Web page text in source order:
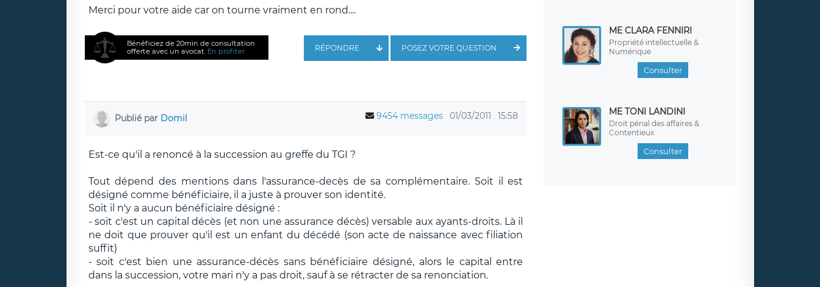
Merci pour votre aide car on tourne vraiment en rond....
Bénéficiez de 20min de consultation
offerte avec un avocat. En profiter POSEZ VOTRE QUESTION
RÉPONDRE
Publié par Domil 9454 messages 01/03/2011 15:58
Est-ce qu'il a renoncé à la succession au greffe du TGI ?
Tout dépend des mentions dans l'assurance-decès de sa complémentaire. Soit il est
désigné comme bénéficiaire, il a juste à prouver son identité.
Soit il n'y a aucun bénéficiaire désigné :
- soit c'est un capital décès (et non une assurance décès) versable aux ayants-droits. Là il
ne doit que prouver qu'il est un enfant du décédé (son acte de naissance avec filiation
suffit)
- soit c'est bien une assurance-décès sans bénéficiaire désigné, alors le capital entre
dans la succession, votre mari n'y a pas droit, sauf à se rétracter de sa renonciation.
ME CLARA FENNIRI
Propriété intellectuelle &
Numérique
Consulter
ME TONI LANDINI
Droit pénal des affaires &
Contentieux
Consulter